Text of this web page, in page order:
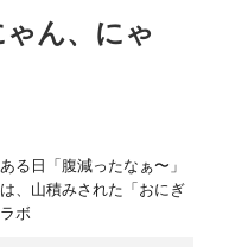
ん、にゃ
日「腹減ったなぁ〜」
、山積みされた「おにぎ
ボ